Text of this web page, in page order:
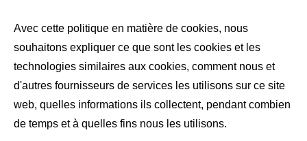
Avec cette politique en matière de cookies, nous
souhaitons expliquer ce que sont les cookies et les
technologies similaires aux cookies, comment nous et
d'autres fournisseurs de services les utilisons sur ce site
web, quelles informations ils collectent, pendant combien
de temps et à quelles fins nous les utilisons.